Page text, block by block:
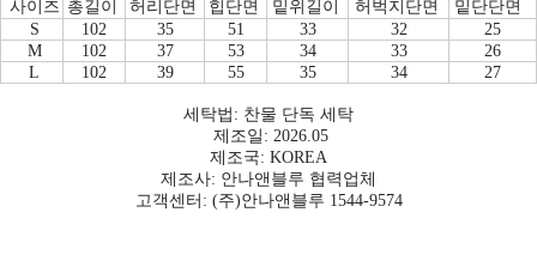
사이즈 총길이 허리단면 힙단면 밑위길이 허벅지단면
밑단단면
S
102 35 51 33 32
25
M
102 37 53 34 33
26
L
102 39 55 35 34 27
세탁법: 찬물 단독 세탁
제조일: 2026.05
제조국: KOREA
제조사: 안나앤블루 협력업체
고객센터: (주)안나앤블루 1544-9574